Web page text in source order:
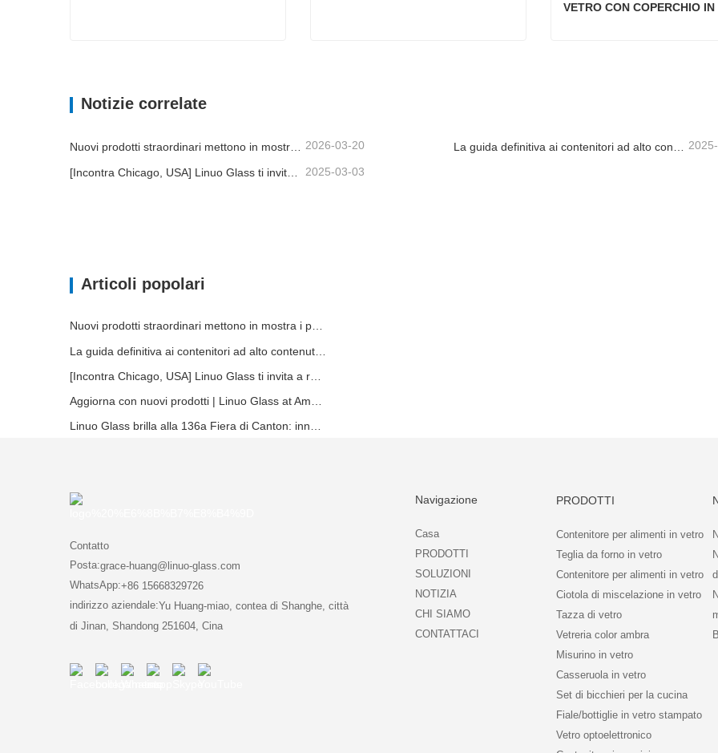
VETRO CON COPERCHIO IN
Notizie correlate
2026-03-20
2025-03-03
Articoli popolari
Nuovi prodotti straordinari mettono in mostra i punti di forza del marchio | Linuo Special Glass debutta ad Ambiente Francoforte
Linuo Glass brilla alla 136a Fiera di Canton: innovazione e leadership nel settore del vetro resistente al calore
Contatto
Posta:grace-huang@linuo-glass.com
WhatsApp:+86 15668329726
indirizzo aziendale:Yu Huang-miao, contea di Shanghe, città
di Jinan, Shandong 251604, Cina
Navigazione
Casa
PRODOTTI
SOLUZIONI
NOTIZIA
CHI SIAMO
CONTATTACI
PRODOTTI
Contenitore per alimenti in vetro
Teglia da forno in vetro
Contenitore per alimenti in vetro
Ciotola di miscelazione in vetro
Tazza di vetro
Vetreria color ambra
Misurino in vetro
Casseruola in vetro
Set di bicchieri per la cucina
Fiale/bottiglie in vetro stampato
Vetro optoelettronico